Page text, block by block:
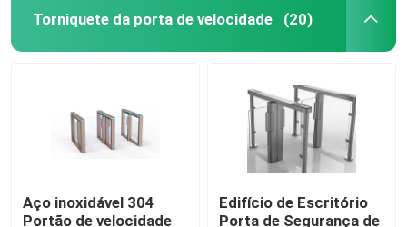
Torniquete da porta de velocidade (20)
Aço inoxidável 304
Portão de velocidade
Edifício de Escritório
Porta de Segurança de